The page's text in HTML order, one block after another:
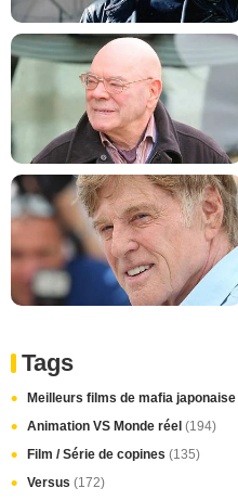
Tags
Meilleurs films de mafia japonaise
Animation VS Monde réel (194)
Film / Série de copines (135)
Versus (172)